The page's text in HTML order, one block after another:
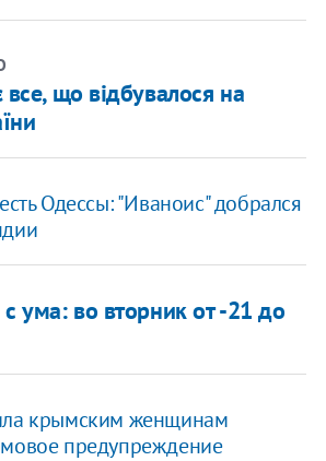
що відбувалося на
Одессы: "Иваноис" добрался
ума: во вторник от -21 до
крымским женщинам
предупреждение